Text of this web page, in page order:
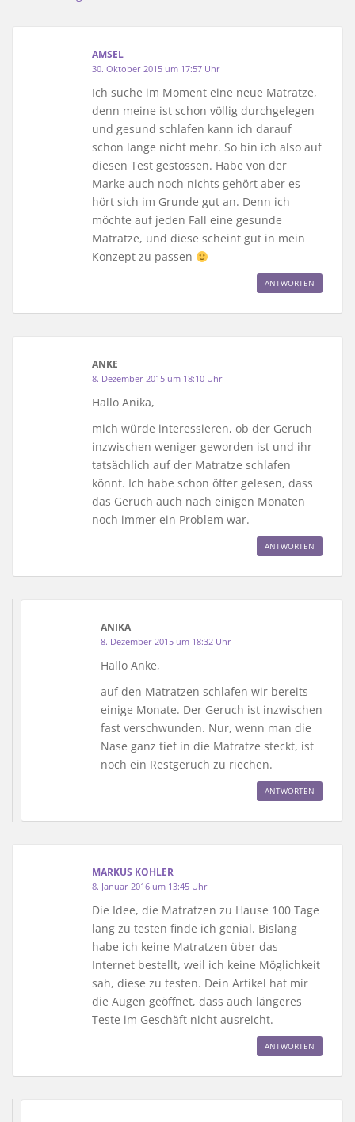
AMSEL
30. Oktober 2015 um 17:57 Uhr
Ich suche im Moment eine neue Matratze,
denn meine ist schon völlig durchgelegen
und gesund schlafen kann ich darauf
schon lange nicht mehr. So bin ich also auf
diesen Test gestossen. Habe von der
Marke auch noch nichts gehört aber es
hört sich im Grunde gut an. Denn ich
möchte auf jeden Fall eine gesunde
Matratze, und diese scheint gut in mein
Konzept zu passen
ANTWORTEN
ANKE
8. Dezember 2015 um 18:10 Uhr
Hallo Anika,
mich würde interessieren, ob der Geruch
inzwischen weniger geworden ist und ihr
tatsächlich auf der Matratze schlafen
könnt. Ich habe schon öfter gelesen, dass
das Geruch auch nach einigen Monaten
noch immer ein Problem war.
ANTWORTEN
ANIKA
8. Dezember 2015 um 18:32 Uhr
Hallo Anke,
auf den Matratzen schlafen wir bereits
einige Monate. Der Geruch ist inzwischen
fast verschwunden. Nur, wenn man die
Nase ganz tief in die Matratze steckt, ist
noch ein Restgeruch zu riechen.
ANTWORTEN
MARKUS KOHLER
8. Januar 2016 um 13:45 Uhr
Die Idee, die Matratzen zu Hause 100 Tage
lang zu testen finde ich genial. Bislang
habe ich keine Matratzen über das
Internet bestellt, weil ich keine Möglichkeit
sah, diese zu testen. Dein Artikel hat mir
die Augen geöffnet, dass auch längeres
Teste im Geschäft nicht ausreicht.
ANTWORTEN